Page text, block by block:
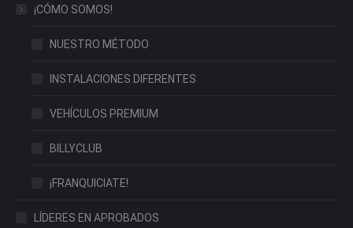
¡CÓMO SOMOS!
NUESTRO MÉTODO
INSTALACIONES DIFERENTES
VEHÍCULOS PREMIUM
BILLYCLUB
¡FRANQUICIATE!
LÍDERES EN APROBADOS